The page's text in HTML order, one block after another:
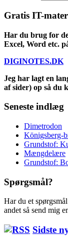
Gratis IT-
Har du brug for
Excel, Word etc.
DIGINOTES.DK
Jeg har lagt en
af sider) op så du
Seneste indlæg
Dimetrodon
Königsberg-
Grundstof:
Mængdelære
Grundstof:
Spørgsmål?
Har du et
andet så send mig
Sidste